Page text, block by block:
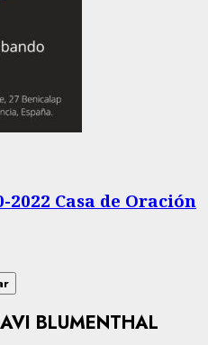
Casa de Oración
BLUMENTHAL